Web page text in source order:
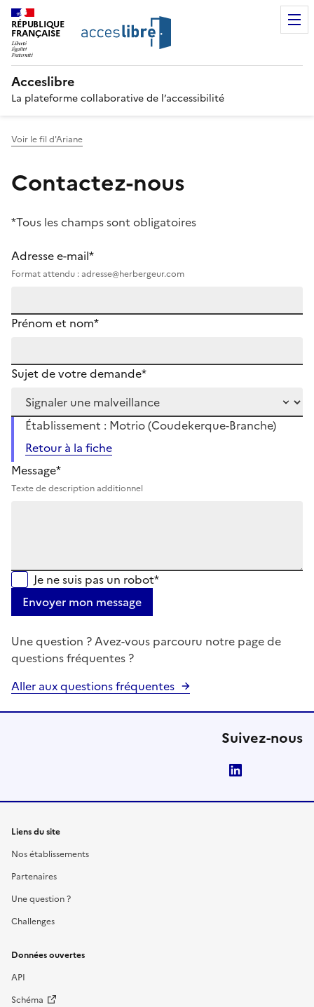
RÉPUBLIQUE
FRANÇAISE
Acceslibre
La plateforme collaborative de l’accessibilité
Voir le fil d'Ariane
Contactez-nous
*Tous les champs sont obligatoires
Adresse e-mail*
Format attendu : adresse@herbergeur.com
Prénom et nom*
Sujet de votre demande*
Établissement : Motrio (Coudekerque-Branche)
Retour à la fiche
Message*
Texte de description additionnel
Je ne suis pas un robot*
Envoyer mon message
Une question ? Avez-vous parcouru notre page de
questions fréquentes ?
Aller aux questions fréquentes
Suivez-nous
Liens du site
Nos établissements
Partenaires
Une question ?
Challenges
Données ouvertes
API
Schéma